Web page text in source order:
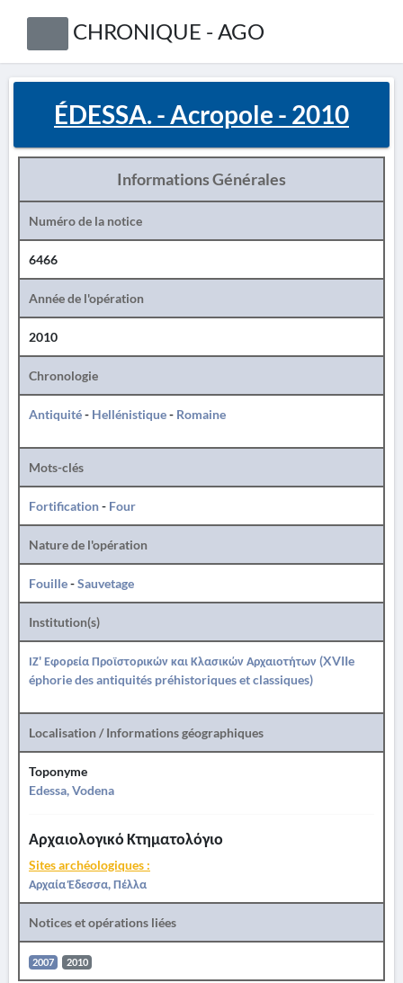
CHRONIQUE - AGO
ÉDESSA. - Acropole - 2010
Informations Générales
Numéro de la notice
6466
Année de l'opération
2010
Chronologie
Antiquité- Hellénistique- Romaine
Mots-clés
Fortification- Four
Nature de l'opération
Fouille-Sauvetage
Institution(s)
ΙΖ' Εφορεία Προϊστορικών και Κλασικών Αρχαιοτήτων (XVIIe
éphorie des antiquités préhistoriques et classiques)
Localisation / Informations géographiques
Toponyme
Edessa, Vodena
Αρχαιολογικό Κτηματολόγιο
Sites archéologiques :
Αρχαία Έδεσσα, Πέλλα
Notices et opérations liées
2007 2010